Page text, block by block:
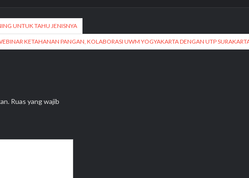
UNTUK TAHU JENISNYA
KETAHANAN PANGAN, KOLABORASI UWM YOGYAKARTA DENGAN UTP
Ruas yang wajib